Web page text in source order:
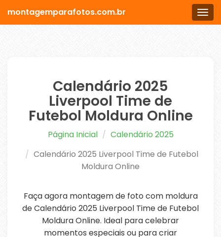
Menu
montagemparafotos.com.br
Calendário 2025
Liverpool Time de
Futebol Moldura Online
Página Inicial
Calendário 2025
Calendário 2025 Liverpool Time de Futebol
Moldura Online
Faça agora montagem de foto com moldura
de Calendário 2025 Liverpool Time de Futebol
Moldura Online. Ideal para celebrar
momentos especiais ou para criar